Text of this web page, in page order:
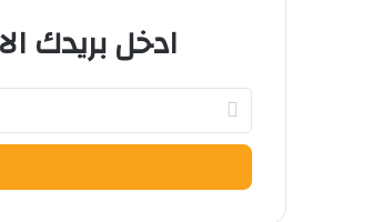
ادخل بريدك
بريدك
الإلكتروني